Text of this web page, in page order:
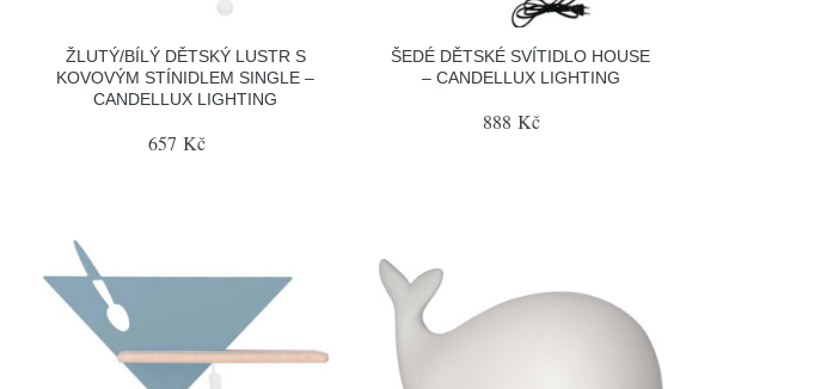
ŽLUTÝ/BÍLÝ DĚTSKÝ LUSTR S
KOVOVÝM STÍNIDLEM SINGLE –
CANDELLUX LIGHTING
657 Kč
ŠEDÉ DĚTSKÉ SVÍTIDLO HOUSE
– CANDELLUX LIGHTING
888 Kč